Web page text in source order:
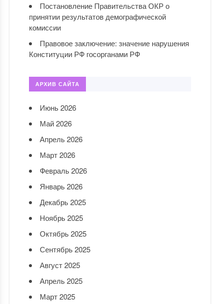
Постановление Правительства ОКР о
принятии результатов демографической
комиссии
Правовое заключение: значение нарушения
Конституции РФ госорганами РФ
АРХИВ САЙТА
Июнь 2026
Май 2026
Апрель 2026
Март 2026
Февраль 2026
Январь 2026
Декабрь 2025
Ноябрь 2025
Октябрь 2025
Сентябрь 2025
Август 2025
Апрель 2025
Март 2025